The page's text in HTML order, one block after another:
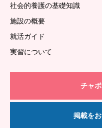
社会的養護の基礎知識
施設の概要
就活ガイド
実習について
チャ
掲載を